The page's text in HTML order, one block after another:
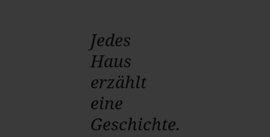
Jedes
Haus
erzählt
eine
Geschichte.